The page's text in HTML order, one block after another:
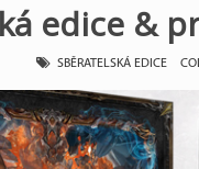
edice &
SBĚRATELSKÁ EDICE